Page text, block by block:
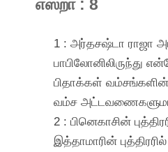
எஸ்றா : 8
1 : அர்தசஷ்டா ராஜா
பாபிலோனிலிருந்து
பிதாக்கள்
வம்ச
2 : பினெகாசின்
இத்தாமாரின்